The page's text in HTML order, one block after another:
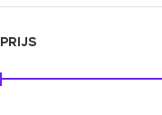
PRIJS